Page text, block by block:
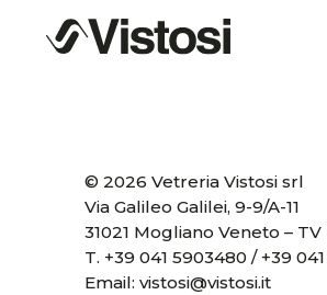
© 2026 Vetreria Vistosi srl
Via Galileo Galilei, 9-9/A-11
31021 Mogliano Veneto – TV
T. +39 041 5903480 / +39
Email:vistosi@vistosi.it